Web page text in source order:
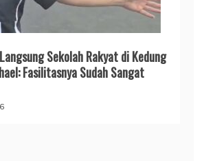
Sekolah Rakyat di Kedung
Fasilitasnya Sudah Sangat